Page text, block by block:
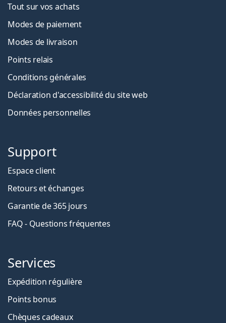
Tout sur vos achats
Modes de paiement
Modes de livraison
Points relais
Conditions générales
Déclaration d'accessibilité du site web
Données personnelles
Support
Espace client
Retours et échanges
Garantie de 365 jours
FAQ - Questions fréquentes
Services
Expédition régulière
Points bonus
Chèques cadeaux